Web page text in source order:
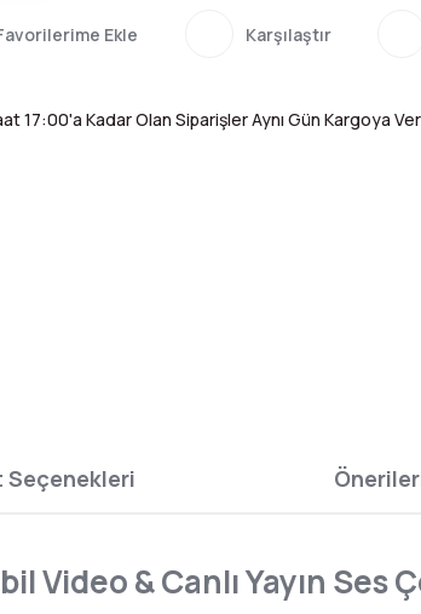
Karşılaştır
17:00'a Kadar Olan Siparişler Aynı Gün Kargoya
Seçenekleri
Video & Canlı Yayın Ses